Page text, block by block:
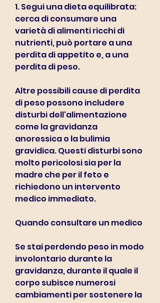
1. Segui una dieta equilibrata:
cerca di consumare una
varietà di alimenti ricchi di
nutrienti, può portare a una
perdita di appetito e, a una
perdita di peso.
Altre possibili cause di perdita
di peso possono includere
disturbi dell'alimentazione
come la gravidanza
anoressica o la bulimia
gravidica. Questi disturbi sono
molto pericolosi sia per la
madre che per il feto e
richiedono un intervento
medico immediato.
Quando consultare un medico
Se stai perdendo peso in modo
involontario durante la
gravidanza, durante il quale il
corpo subisce numerosi
cambiamenti per sostenere la